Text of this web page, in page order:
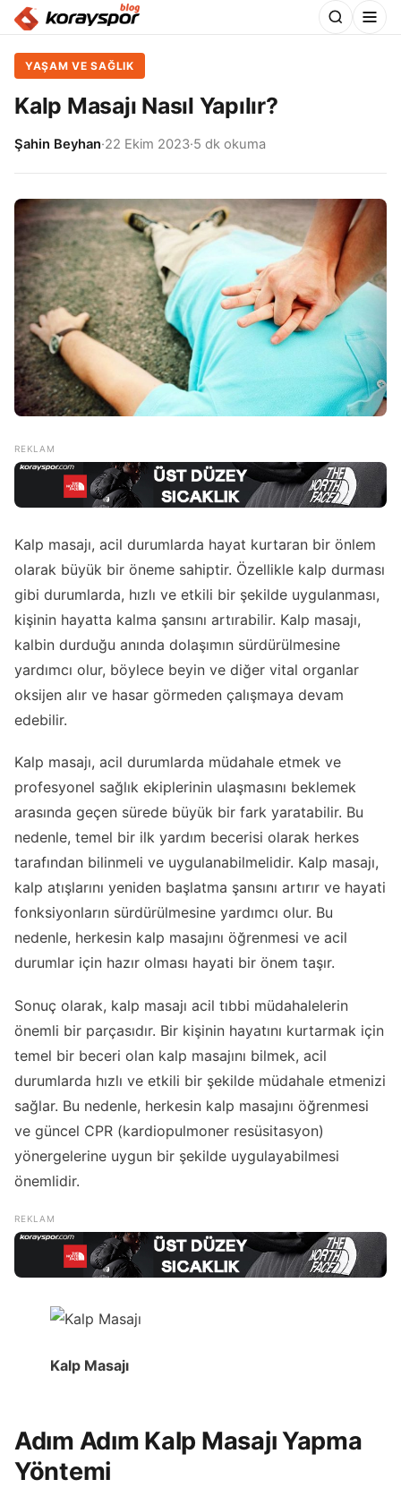
YAŞAM VE SAĞLIK
Kalp Masajı Nasıl Yapılır?
Şahin Beyhan·22 Ekim 2023·5 dk okuma
Kalp masajı, acil durumlarda hayat kurtaran bir önlem
olarak büyük bir öneme sahiptir. Özellikle kalp durması
gibi durumlarda, hızlı ve etkili bir şekilde uygulanması,
kişinin hayatta kalma şansını artırabilir. Kalp masajı,
kalbin durduğu anında dolaşımın sürdürülmesine
yardımcı olur, böylece beyin ve diğer vital organlar
oksijen alır ve hasar görmeden çalışmaya devam
edebilir.
Kalp masajı, acil durumlarda müdahale etmek ve
profesyonel sağlık ekiplerinin ulaşmasını beklemek
arasında geçen sürede büyük bir fark yaratabilir. Bu
nedenle, temel bir ilk yardım becerisi olarak herkes
tarafından bilinmeli ve uygulanabilmelidir. Kalp masajı,
kalp atışlarını yeniden başlatma şansını artırır ve hayati
fonksiyonların sürdürülmesine yardımcı olur. Bu
nedenle, herkesin kalp masajını öğrenmesi ve acil
durumlar için hazır olması hayati bir önem taşır.
Sonuç olarak, kalp masajı acil tıbbi müdahalelerin
önemli bir parçasıdır. Bir kişinin hayatını kurtarmak için
temel bir beceri olan kalp masajını bilmek, acil
durumlarda hızlı ve etkili bir şekilde müdahale etmenizi
sağlar. Bu nedenle, herkesin kalp masajını öğrenmesi
ve güncel CPR (kardiopulmoner resüsitasyon)
yönergelerine uygun bir şekilde uygulayabilmesi
önemlidir.
Kalp Masajı
Adım Adım Kalp Masajı Yapma
Yöntemi